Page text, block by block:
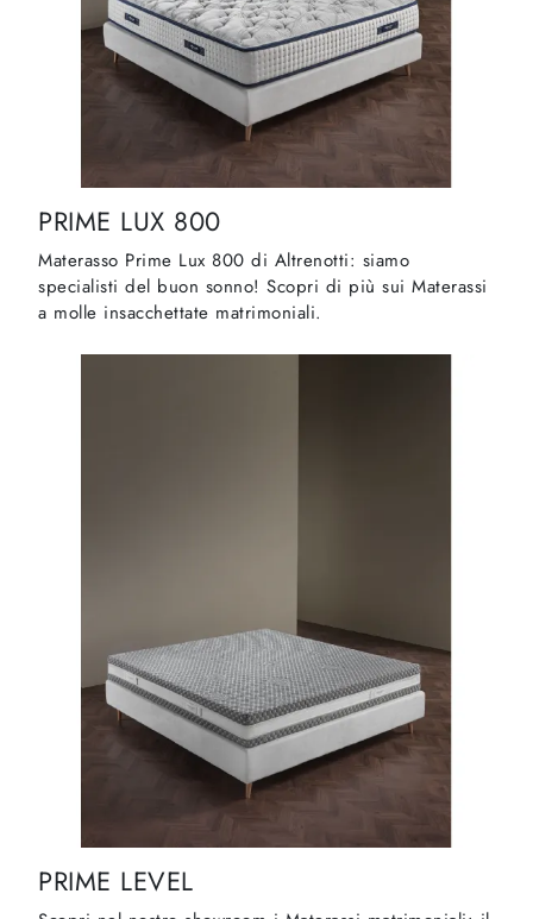
PRIME LUX 800
Materasso Prime Lux 800 di Altrenotti: siamo
specialisti del buon sonno! Scopri di più sui Materassi
a molle insacchettate matrimoniali.
PRIME LEVEL